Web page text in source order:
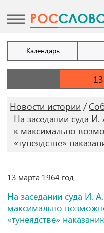
POC
Календарь
Новости истории
На заседании суда
к максимально
«тунеядстве»
13 марта 1964 год
На заседании суда И.
максимально
«тунеядстве»